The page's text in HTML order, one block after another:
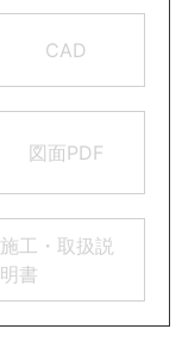
CAD
図面PDF
施工・取扱説
明書